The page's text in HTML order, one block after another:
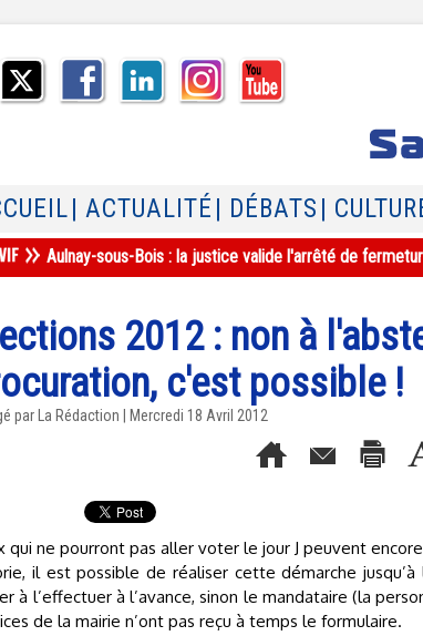
| ACTUALITÉ | DÉBATS |
Aulnay-sous-Bois : la justice valide l'arrêté de
2012 : non à
c'est possible !
par La Rédaction | Mercredi 18 Avril 2012
qui ne pourront pas aller voter le jour J peuvent
il est possible de réaliser cette démarche
à l’effectuer à l’avance, sinon le mandataire (la
de la mairie n’ont pas reçu à temps le formulaire.